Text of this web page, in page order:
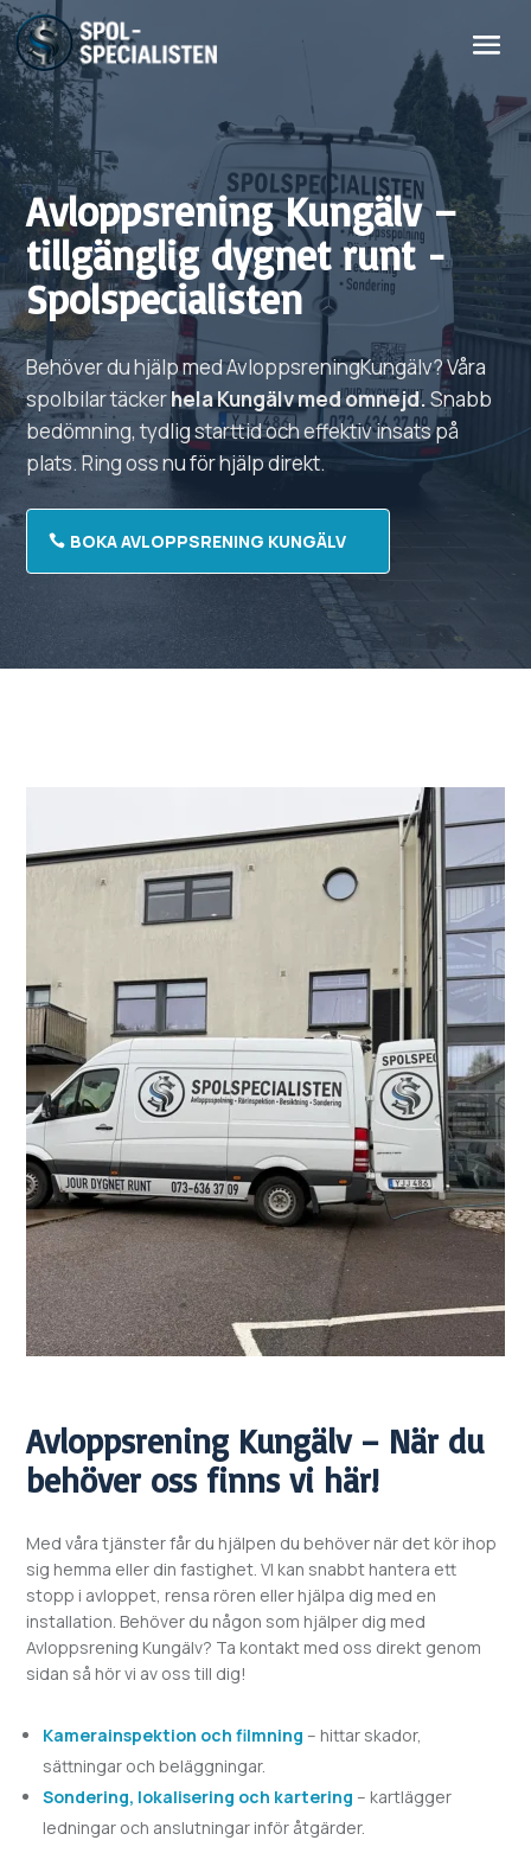
AvloppsreningKungälv–
tillgänglig dygnet runt -
Spolspecialisten
Behöver du hjälp medAvloppsreningKungälv?Våra
spolbilar täckerhelaKungälvmed omnejd.Snabb
bedömning, tydlig starttid och effektiv insats på
plats. Ring oss nu för hjälp direkt.
BOKA AVLOPPSRENING KUNGÄLV
Avloppsrening Kungälv – När du
behöver oss finns vi här!
Med våra tjänster får du hjälpen du behöver när det kör ihop
sig hemma eller din fastighet. VI kan snabbt hantera ett
stopp i avloppet, rensa rören eller hjälpa dig med en
installation. Behöver du någon som hjälper dig med
Avloppsrening Kungälv? Ta kontakt med oss direkt genom
sidan så hör vi av oss till dig!
Kamerainspektion och filmning – hittar skador,
sättningar och beläggningar.
Sondering, lokalisering och kartering – kartlägger
ledningar och anslutningar inför åtgärder.